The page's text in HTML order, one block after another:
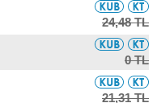
24,48 TL
0 TL
21,31 TL